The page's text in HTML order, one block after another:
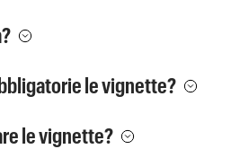
le vignette?
le vignette?